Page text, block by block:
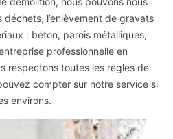
déchets, l’enlèvement de gravats
: béton, parois métalliques,
professionnelle en
respectons toutes les règles de
compter sur notre service si
environs.